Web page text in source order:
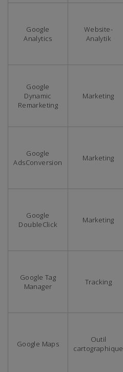
Google
Analytics
Website-
Analytik
Google
Dynamic
Remarketing
Marketing
Google
AdsConversion
Marketing
Google
DoubleClick
Marketing
Google Tag
Manager
Tracking
Google Maps
Outil
cartographique